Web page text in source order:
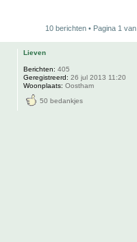
10 berichten • Pagina 1 van
Lieven
Berichten: 405
Geregistreerd: 26 jul 2013 11:20
Woonplaats: Oostham
50 bedankjes